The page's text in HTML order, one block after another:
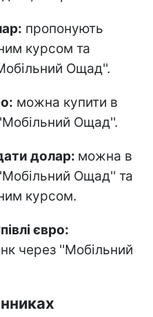
пропонують
курсом та
Ощад''.
можна купити в
Ощад''.
долар: можна в
Ощад'' та
курсом.
євро:
через ''Мобільний